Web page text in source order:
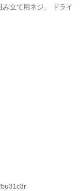
立て用ネジ、 ドライ